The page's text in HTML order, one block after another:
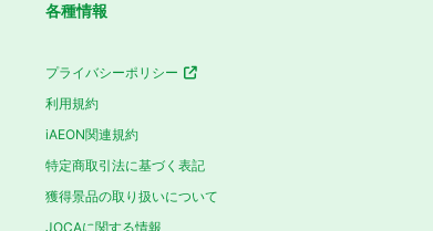
各種情報
プライバシーポリシー
利用規約
iAEON関連規約
特定商取引法に基づく表記
獲得景品の取り扱いについて
JOCAに関する情報